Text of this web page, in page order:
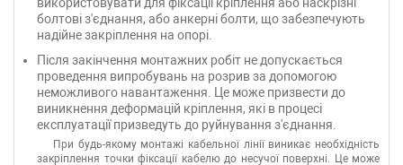
використовувати для фіксації кріплення або наскрізні
болтові з'єднання, або анкерні болти, що забезпечують
надійне закріплення на опорі.
Після закінчення монтажних робіт не допускається
проведення випробувань на розрив за допомогою
неможливого навантаження. Це може призвести до
виникнення деформацій кріплення, які в процесі
експлуатації призведуть до руйнування з'єднання.
При будь-якому монтажі кабельної лінії виникає необхідність
закріплення точки фіксації кабелю до несучої поверхні. Це може